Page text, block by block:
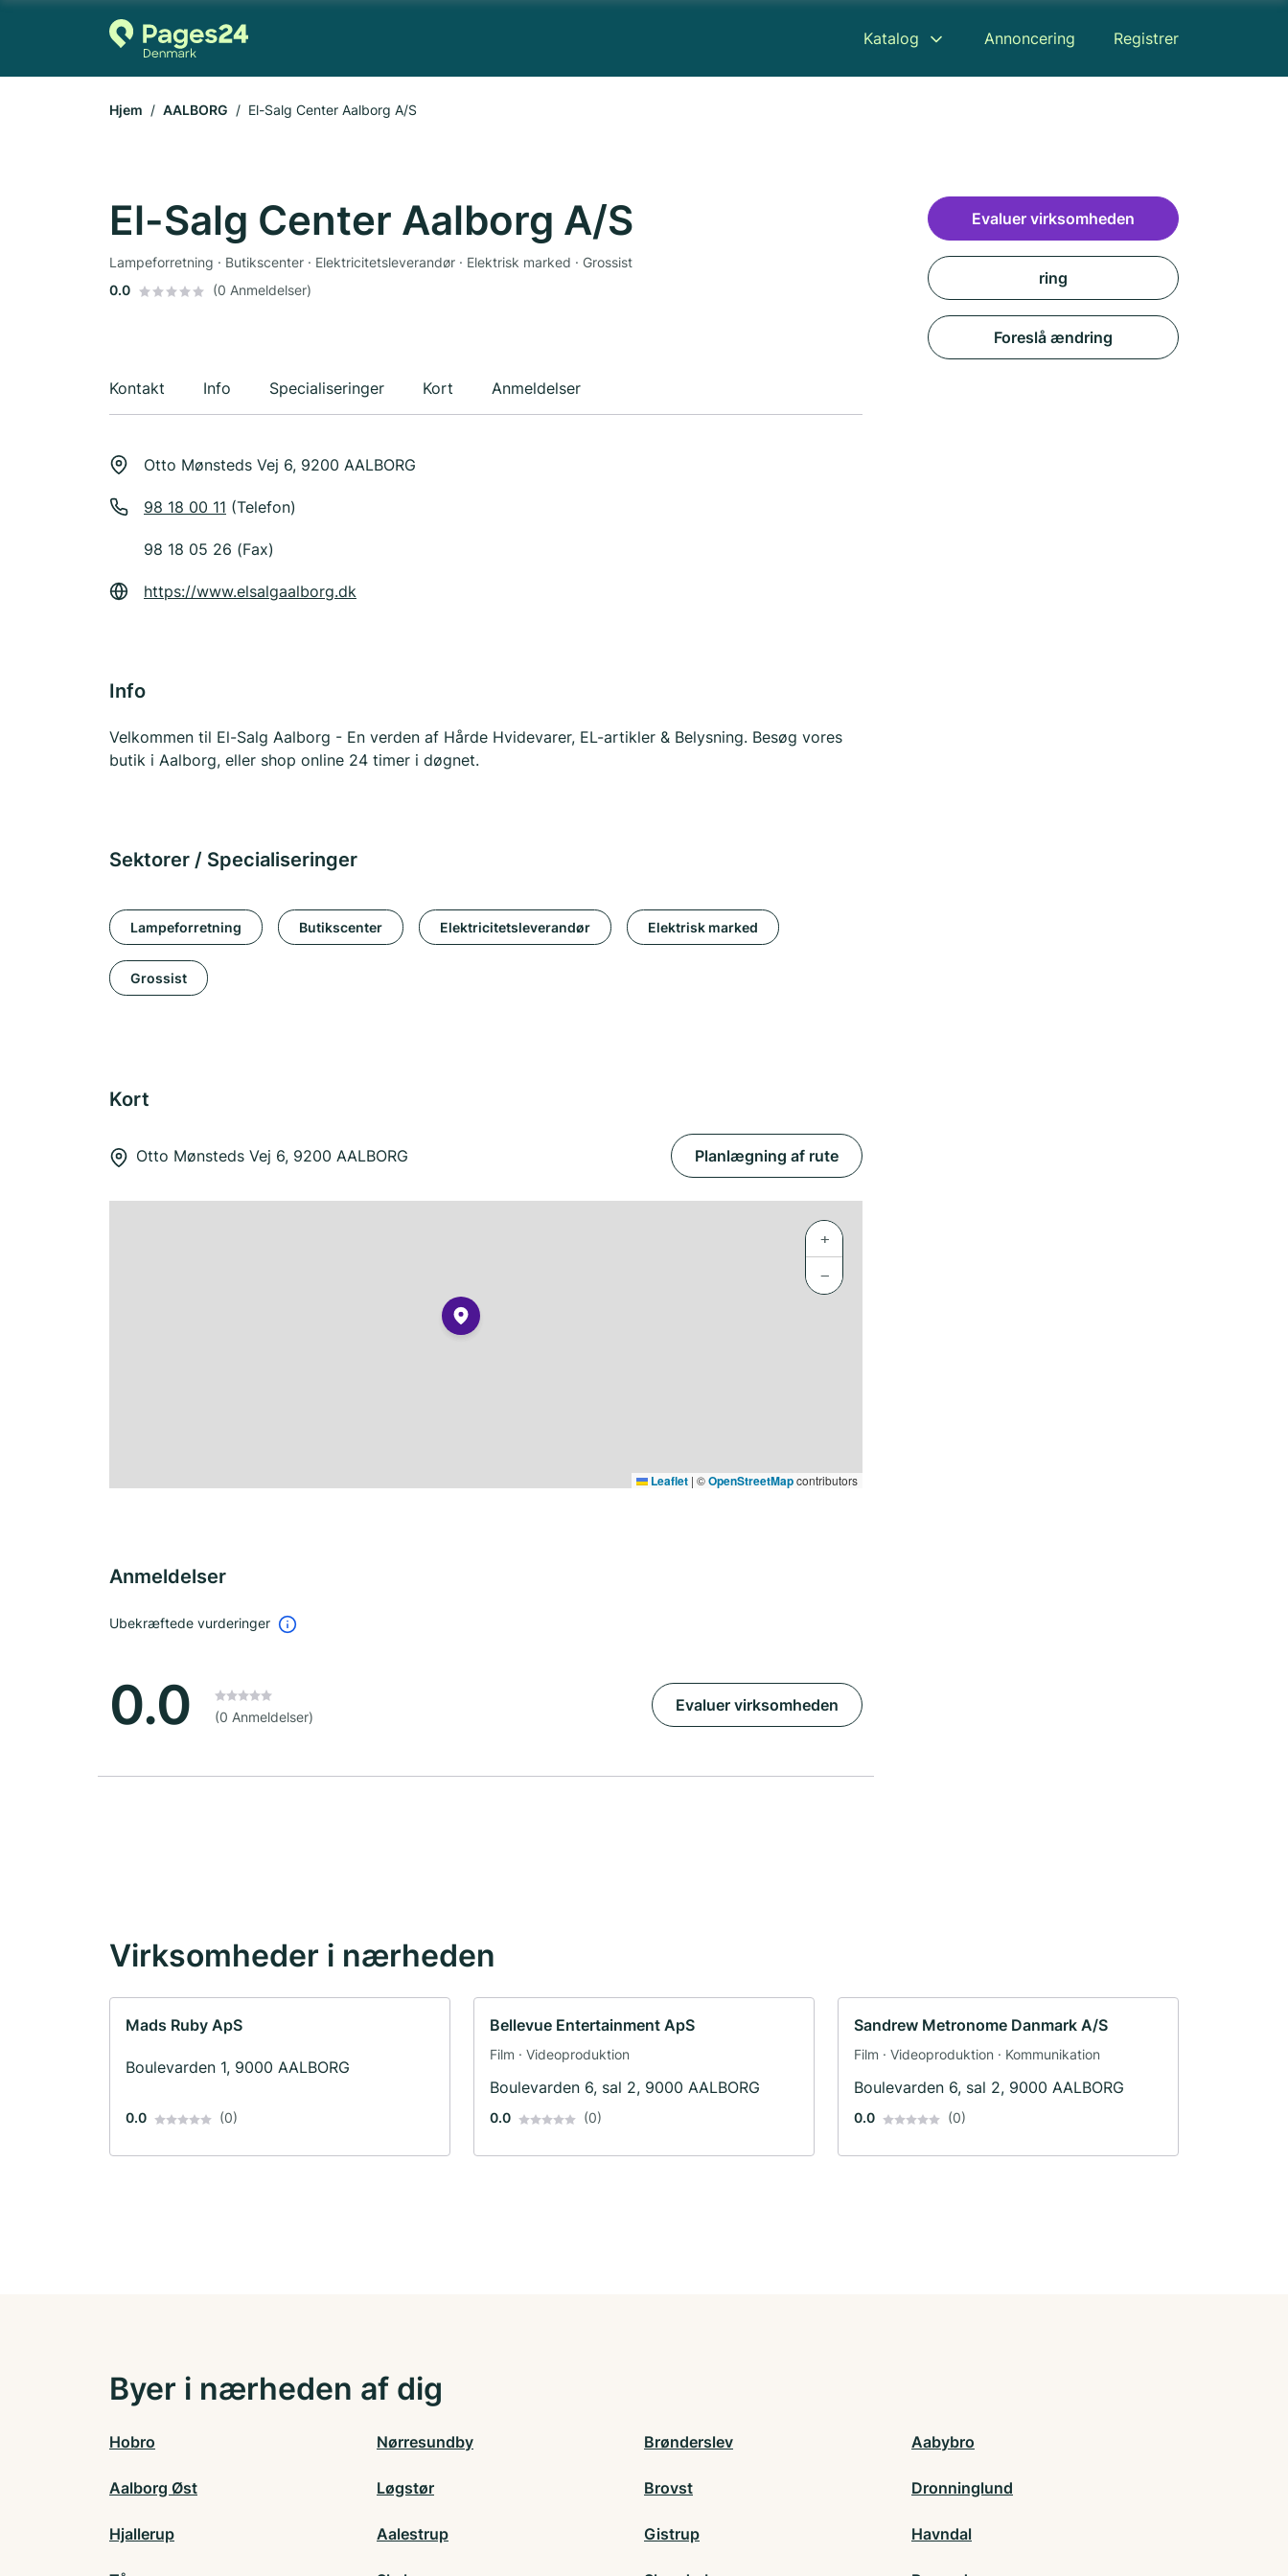
Katalog Annoncering Registrer
Hjem AALBORG El-Salg Center Aalborg A/S
El-Salg Center Aalborg A/S
Lampeforretning · Butikscenter · Elektricitetsleverandør · Elektrisk marked · Grossist
0.0
(0 Anmeldelser)
Kontakt Info Specialiseringer Kort Anmeldelser
Otto Mønsteds Vej 6, 9200 AALBORG
98 18 00 11 (Telefon)
98 18 05 26 (Fax)
https://www.elsalgaalborg.dk
Info
Velkommen til El-Salg Aalborg - En verden af Hårde Hvidevarer, EL-artikler & Belysning. Besøg vores
butik i Aalborg, eller shop online 24 timer i døgnet.
Sektorer / Specialiseringer
Lampeforretning Butikscenter Elektricitetsleverandør Elektrisk marked
Grossist
Kort
Otto Mønsteds Vej 6, 9200 AALBORG Planlægning af rute
+
−
Leaflet | ©OpenStreetMapcontributors
Anmeldelser
Ubekræftede vurderinger
0.0 (0 Anmeldelser)
Evaluer virksomheden
Evaluer virksomheden
ring
Foreslå ændring
Virksomheder i nærheden
Mads Ruby ApS
Boulevarden 1, 9000 AALBORG
0.0 (0)
Bellevue Entertainment ApS
Film · Videoproduktion
Boulevarden 6, sal 2, 9000 AALBORG
0.0 (0)
Sandrew Metronome Danmark A/S
Film · Videoproduktion · Kommunikation
Boulevarden 6, sal 2, 9000 AALBORG
0.0 (0)
Byer i nærheden af dig
Hobro Nørresundby Brønderslev Aabybro
Aalborg Øst Løgstør Brovst Dronninglund
Hjallerup Aalestrup Gistrup Havndal